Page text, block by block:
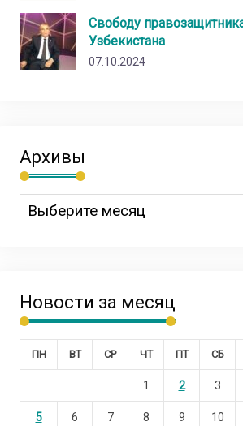
Свободу
Узбекистана
07.10.2024
Архивы
Новости за месяц
ПН ВТ СР ЧТ ПТ СБ
1 2 3
5 6 7 8 9 10